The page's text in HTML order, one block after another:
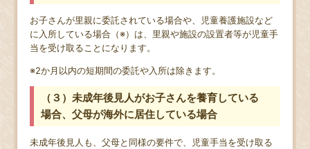
お子さんが里親に委託されている場合や、児童養護施設など
に入所している場合（※）は、里親や施設の設置者等が児童手
当を受け取ることになります。
※2か月以内の短期間の委託や入所は除きます。
（３）未成年後見人がお子さんを養育している
場合、父母が海外に居住している場合
未成年後見人も、父母と同様の要件で、児童手当を受け取る